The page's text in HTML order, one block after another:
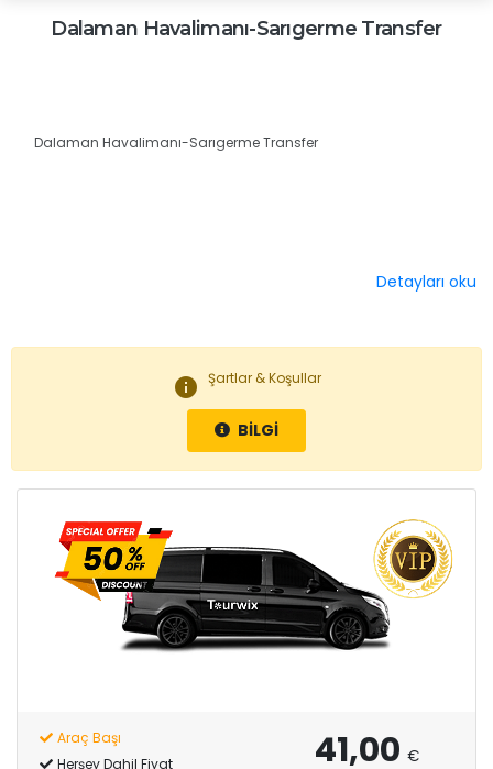
Dalaman Havalimanı-Sarıgerme Transfer
Dalaman Havalimanı-Sarıgerme Transfer
Detayları oku
info Şartlar & Koşullar
BİLGİ
Araç Başı
Herşey Dahil Fiyat
41,00 €